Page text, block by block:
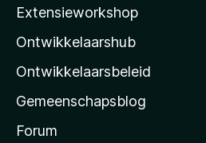
l
l
a
s
s
Extensieworkshop
Ontwikkelaarshub
Ontwikkelaarsbeleid
Gemeenschapsblog
Forum